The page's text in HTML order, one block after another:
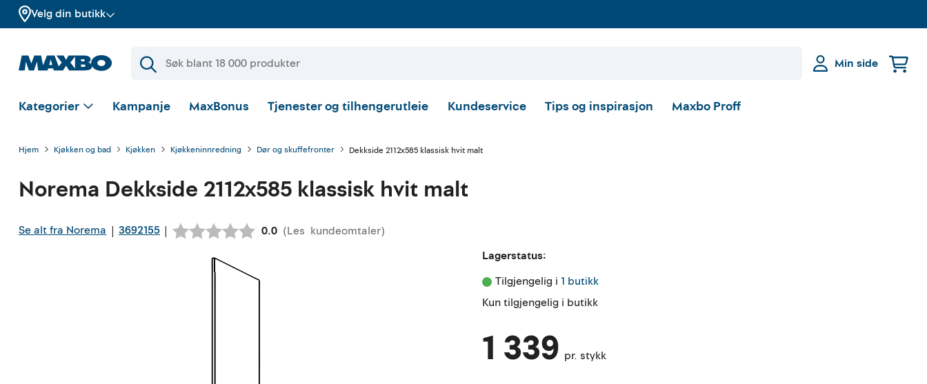
Velg din butikk
Min side
Kategorier Kampanje MaxBonus Tjenester og tilhengerutleie Kundeservice Tips og inspirasjon Maxbo Proff
Hjem Kjøkken og bad Kjøkken Kjøkkeninnredning Dør og skuffefronter Dekkside 2112x585 klassisk hvit malt
Norema Dekkside 2112x585 klassisk hvit malt
Se alt fra Norema | 3692155 | Gjennomsnittskarakter:
0.0 (Les kundeomtaler)
Lagerstatus:
Tilgjengelig i 1 butikk
Kun tilgjengelig i butikk
1 339 pr. stykk